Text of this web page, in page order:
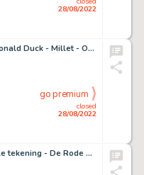
28/08/2022
Scrooge McDuck & Donald Duck - Millet - Original drawing - Size: 23 x 34 cm
closed
28/08/2022
go premium
Bono, Fabio - Originele tekening - De Rode Ridder - (2021)